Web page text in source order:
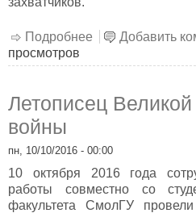
Подробнее о Смоленск:
Добавить
просмотров
Летописец
войны
пн, 10/10/2016 - 00:00
10 октября 2016 года
работы совместно со
факультета СмолГУ